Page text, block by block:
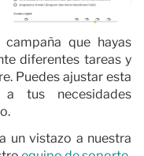
que hayas
diferentes tareas y
Puedes ajustar esta
a tus necesidades
un vistazo a nuestra